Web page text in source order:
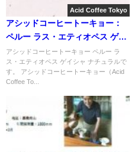
Acid Coffee Tokyo
アシッドコーヒートーキョー：
ペルー ラス・エティオペス ゲイ
シャ ナチュラル
アシッドコーヒートーキョー ペルー ラ
ス・エティオペス ゲイシャ ナチュラルで
す。 アシッドコーヒートーキョー（Acid
Coffee To...